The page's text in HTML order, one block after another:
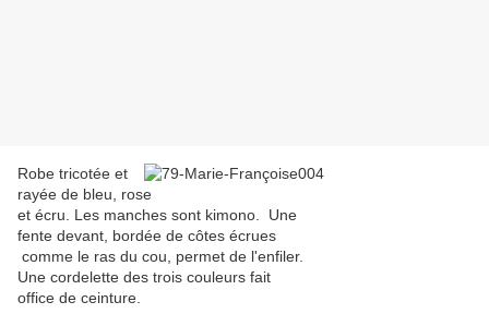
Robe tricotée et
rayée de bleu, rose
et écru. Les manches sont kimono. Une
fente devant, bordée de côtes écrues
comme le ras du cou, permet de l'enfiler.
Une cordelette des trois couleurs fait
office de ceinture.